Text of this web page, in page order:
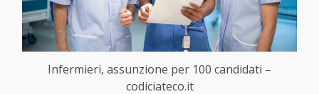
Infermieri, assunzione per 100 candidati –
codiciateco.it